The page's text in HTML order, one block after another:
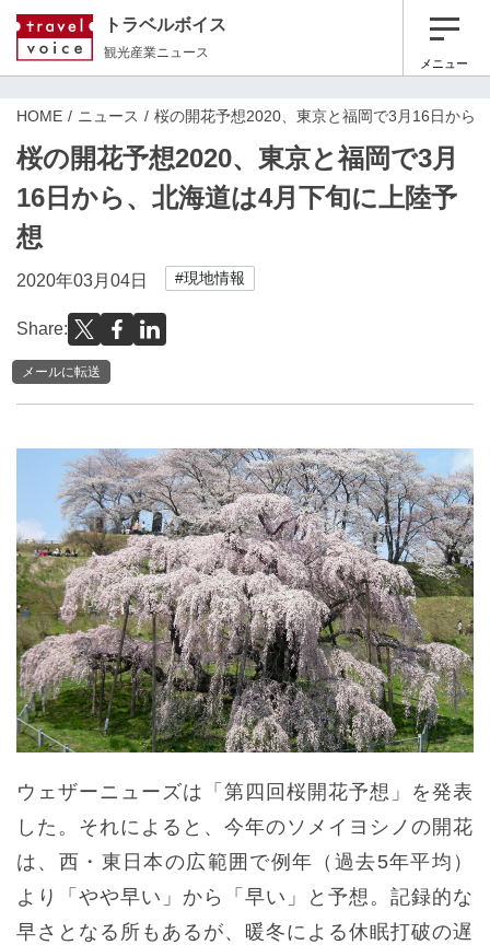
トラベルボイス
観光産業ニュース
メニュー
HOME ニュース 桜の開花予想2020、東京と福岡で3月16日から
桜の開花予想2020、東京と福岡で3月
16日から、北海道は4月下旬に上陸予
想
2020年03月04日 #現地情報
Share:
メールに転送
ウェザーニューズは「第四回桜開花予想」を発表
した。それによると、今年のソメイヨシノの開花
は、西・東日本の広範囲で例年（過去5年平均）
より「やや早い」から「早い」と予想。記録的な
早さとなる所もあるが、暖冬による休眠打破の遅